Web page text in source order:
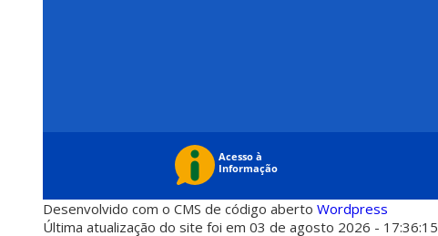
Desenvolvido com o CMS de código aberto Wordpress
Última atualização do site foi em 03 de agosto 2026 - 17:36:15